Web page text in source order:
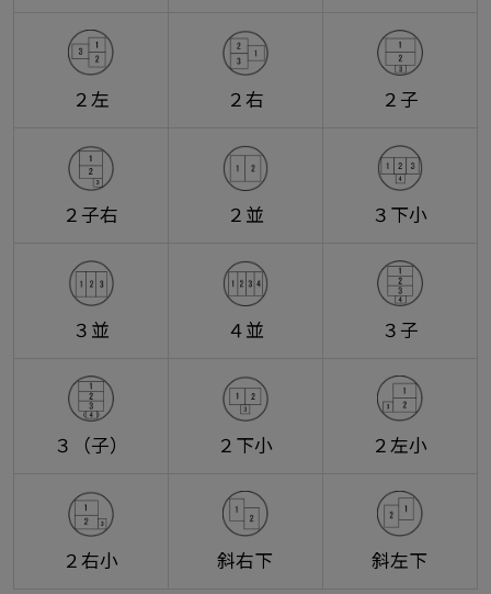
２左 ２右 ２子
２子右 ２並 ３下小
３並 ４並 ３子
３（子） ２下小 ２左小
２右小 斜右下 斜左下